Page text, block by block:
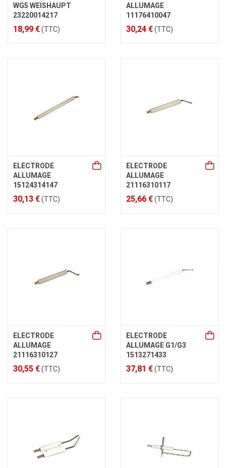
WG5 WEISHAUPT
23220014217
18,99 €(TTC)
ALLUMAGE
11176410047
30,24 €(TTC)
ELECTRODE
ALLUMAGE
15124314147
30,13 €(TTC)
ELECTRODE
ALLUMAGE
21116310117
25,66 €(TTC)
ELECTRODE
ALLUMAGE
21116310127
30,55 €(TTC)
ELECTRODE
ALLUMAGE G1/G3
1513271433
37,81 €(TTC)